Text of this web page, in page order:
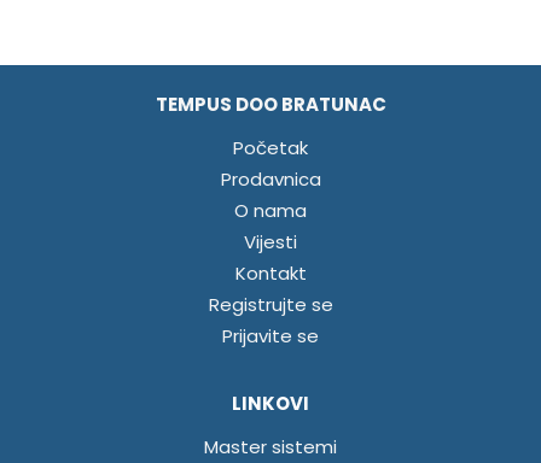
TEMPUS DOO BRATUNAC
Početak
Prodavnica
O nama
Vijesti
Kontakt
Registrujte se
Prijavite se
LINKOVI
Master sistemi